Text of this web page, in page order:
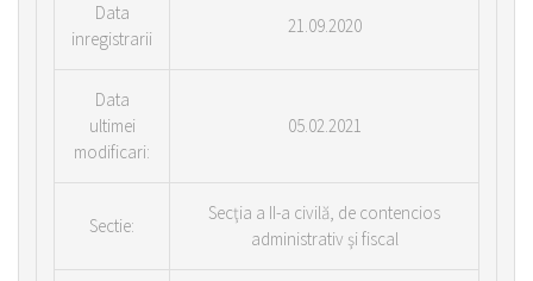
Data
inregistrarii
21.09.2020
Data
ultimei
modificari:
05.02.2021
Sectie:
Secţia a II-a civilă, de contencios
administrativ şi fiscal